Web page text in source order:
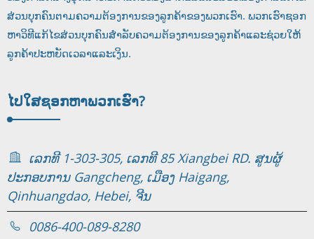
ສ່ວນບຸກຄົນຕາມຄວາມຕ້ອງການຂອງລູກຄ້າຂອງພວກເຮົາ. ພວກເຮົາຊອກ
ຫາວິທີແກ້ໄຂສ່ວນບຸກຄົນສໍາລັບຄວາມຕ້ອງການຂອງລູກຄ້າແລະຊ່ວຍໃຫ້
ລູກຄ້າປະຫຍັດເວລາແລະເງິນ.
ໄປໃສຊອກ​ຫາ​ພວກ​ເຮົາ​?
ເລກທີ 1-303-305, ເລກທີ 85 Xiangbei RD. ສູນຜູ້
ປະກອບການ Gangcheng, ເມືອງ Haigang,
Qinhuangdao, Hebei, ຈີນ
0086-400-089-8280